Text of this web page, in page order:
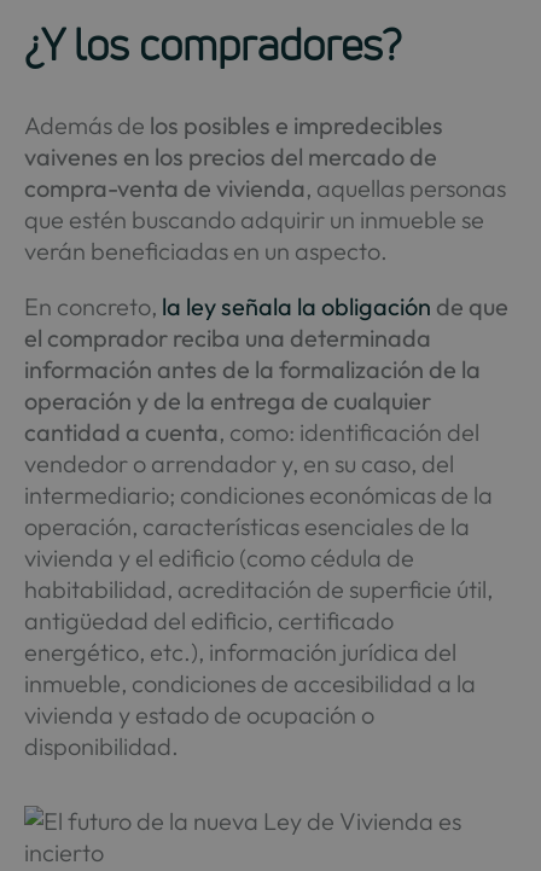
¿Y los compradores?
Además de los posibles e impredecibles
vaivenes en los precios del mercado de
compra-venta de vivienda, aquellas personas
que estén buscando adquirir un inmueble se
verán beneficiadas en un aspecto.
En concreto, la ley señala la obligación de que
el comprador reciba una determinada
información antes de la formalización de la
operación y de la entrega de cualquier
cantidad a cuenta, como: identificación del
vendedor o arrendador y, en su caso, del
intermediario; condiciones económicas de la
operación, características esenciales de la
vivienda y el edificio (como cédula de
habitabilidad, acreditación de superficie útil,
antigüedad del edificio, certificado
energético, etc.), información jurídica del
inmueble, condiciones de accesibilidad a la
vivienda y estado de ocupación o
disponibilidad.